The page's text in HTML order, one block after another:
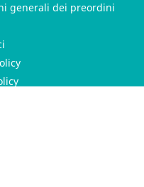
generali dei preordini